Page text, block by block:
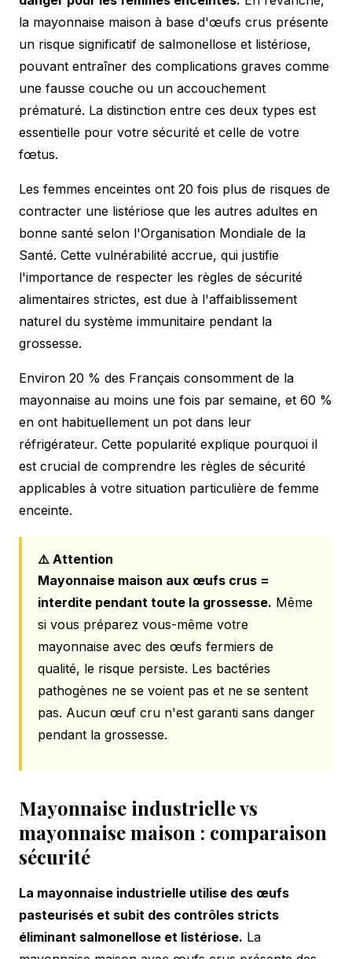
la mayonnaise maison à base d'œufs crus présente
un risque significatif de salmonellose et listériose,
pouvant entraîner des complications graves comme
une fausse couche ou un accouchement
prématuré. La distinction entre ces deux types est
essentielle pour votre sécurité et celle de votre
fœtus.
Les femmes enceintes ont 20 fois plus de risques de
contracter une listériose que les autres adultes en
bonne santé selon l'Organisation Mondiale de la
Santé. Cette vulnérabilité accrue, qui justifie
l'importance de respecter les règles de sécurité
alimentaires strictes, est due à l'affaiblissement
naturel du système immunitaire pendant la
grossesse.
Environ 20 % des Français consomment de la
mayonnaise au moins une fois par semaine, et 60 %
en ont habituellement un pot dans leur
réfrigérateur. Cette popularité explique pourquoi il
est crucial de comprendre les règles de sécurité
applicables à votre situation particulière de femme
enceinte.
⚠️ Attention
Mayonnaise maison aux œufs crus =
interdite pendant toute la grossesse. Même
si vous préparez vous-même votre
mayonnaise avec des œufs fermiers de
qualité, le risque persiste. Les bactéries
pathogènes ne se voient pas et ne se sentent
pas. Aucun œuf cru n'est garanti sans danger
pendant la grossesse.
Mayonnaise industrielle vs
mayonnaise maison : comparaison
sécurité
La mayonnaise industrielle utilise des œufs
pasteurisés et subit des contrôles stricts
éliminant salmonellose et listériose. La